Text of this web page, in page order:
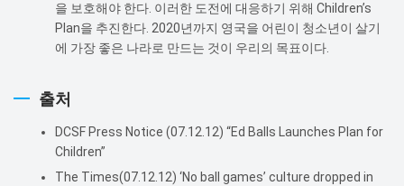
을 보호해야 한다. 이러한 도전에 대응하기 위해 Children’s
Plan을 추진한다. 2020년까지 영국을 어린이 청소년이 살기
에 가장 좋은 나라로 만드는 것이 우리의 목표이다.
출처
DCSF Press Notice (07.12.12) “Ed Balls Launches Plan for
Children”
The Times(07.12.12) ‘No ball games’ culture dropped in